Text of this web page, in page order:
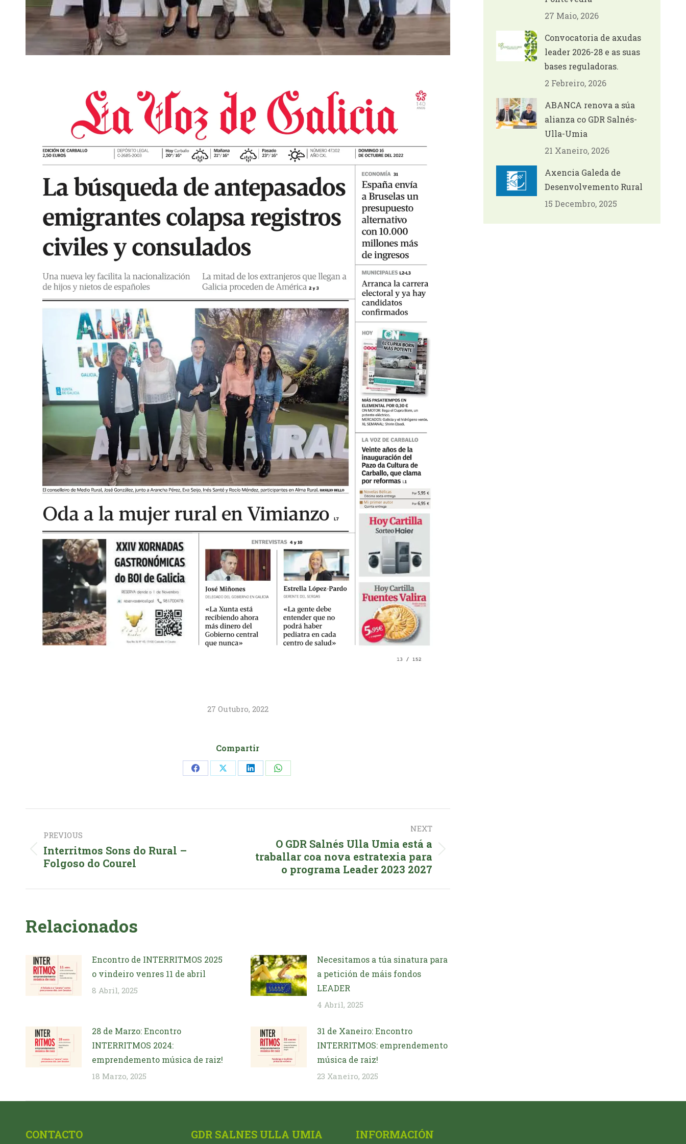
27 Outubro, 2022
Compartir
Share Share Share Share
navigation
PREVIOUS
Previous
post:
Interritmos Sons do Rural –
Folgoso do Courel
NEXT
Next
O GDR Salnés Ulla Umia está a
traballar coa nova estratexia para
o programa Leader 2023 2027
Relacionados
Encontro de INTERRITMOS 2025
o vindeiro venres 11 de abril
8 Abril, 2025
Necesitamos a túa sinatura para
a petición de máis fondos
LEADER
4 Abril, 2025
28 de Marzo: Encontro
INTERRITMOS 2024:
emprendemento música de raiz!
18 Marzo, 2025
31 de Xaneiro: Encontro
INTERRITMOS: emprendemento
música de raiz!
23 Xaneiro, 2025
27 Maio, 2026
Convocatoria de axudas
leader 2026-28 e as suas
bases reguladoras.
2 Febreiro, 2026
ABANCA renova a súa
alianza co GDR Salnés-
Ulla-Umia
21 Xaneiro, 2026
Axencia Galeda de
Desenvolvemento Rural
15 Decembro, 2025
CONTACTO GDR SALNES ULLA UMIA INFORMACIÓN